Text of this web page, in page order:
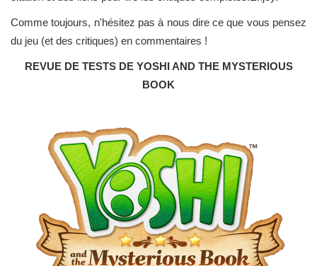
Comme toujours, n'hésitez pas à nous dire ce que vous pensez
du jeu (et des critiques) en commentaires !
REVUE DE TESTS DE YOSHI AND THE MYSTERIOUS
BOOK